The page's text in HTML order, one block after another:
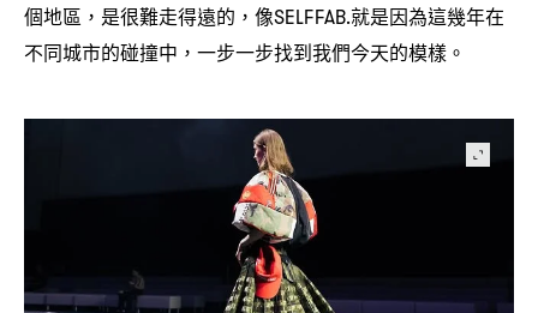
個地區 ， 是很難走得遠的 ， 像SELFFAB.就是因為這幾年在
不同城市的碰撞中 ， 一步一步找到我們今天的模樣。